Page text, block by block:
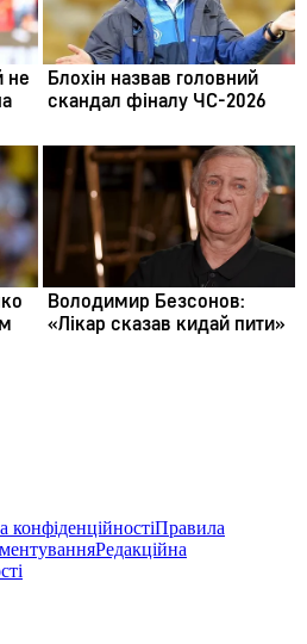
конфіденційностіПравила
Редакційна